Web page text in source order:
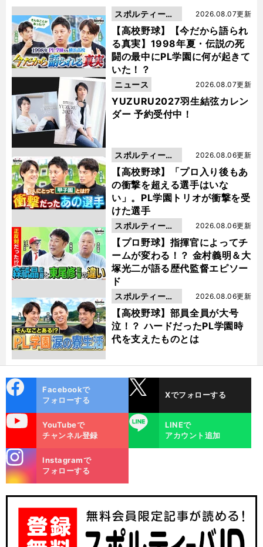
【高校野球】【今だから語られ
る真実】1998年夏・伝説の死
闘の最中にPL学園に何が起きて
いた！？
2026.08.07更新
スポルティーバ
動画
YUZURU2027羽生結弦カレン
ダー 予約受付中！
2026.08.07更新
ニュース
【高校野球】「プロ入り後もあ
の衝撃を超える選手はいな
い」。PL学園トリオが衝撃を受
けた選手
2026.08.06更新
スポルティーバ
動画
【プロ野球】指揮官によってチ
ームが変わる！？ 金村義明＆大
塚光二が語る歴代監督エピソー
ド
2026.08.06更新
スポルティーバ
動画
【高校野球】部員全員が大号
泣！？ ハードだったPL学園時
代を支えたものとは
2026.08.06更新
スポルティーバ
動画
ok
Facebookで
フォローする
Xでフォローする
YouTubeで
チャンネル登録
LINE
LINEで
アカウント追加
m
Instagramで
フォローする